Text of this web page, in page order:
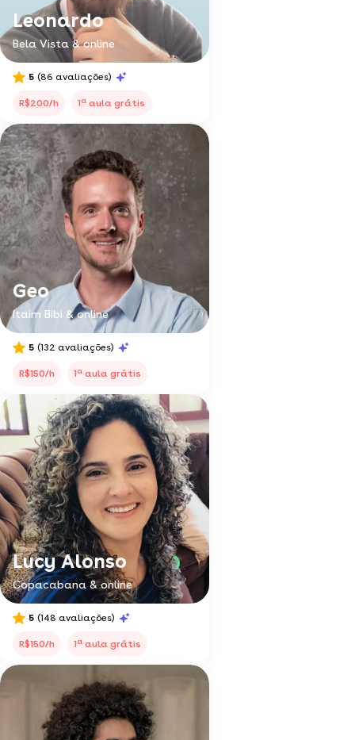
Leonardo
Bela Vista & online
5 (86 avaliações)
R$200/h 1a aula grátis
Geo
Itaim Bibi & online
5 (132 avaliações)
R$150/h 1a aula grátis
Lucy Alonso
Copacabana & online
5 (148 avaliações)
R$150/h 1a aula grátis